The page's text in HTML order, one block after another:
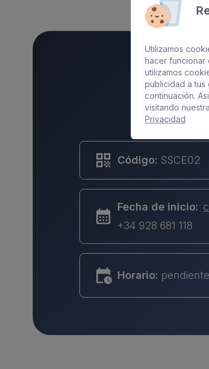
Código: SSCE02
Fecha de inicio:
+34 928 681 118
Horario:
Utilizamos
hacer funcionar
utilizamos
publicidad a
continuación.
visitando nuestra
Privacidad